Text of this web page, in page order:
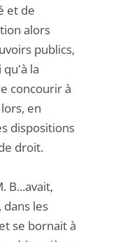
et de
alors
publics,
qu'à la
concourir à
en
dispositions
droit.
B...avait,
les
se bornait à